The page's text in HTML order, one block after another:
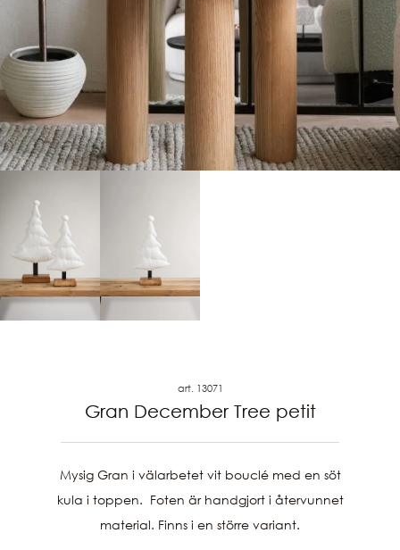
art. 13071
Gran December Tree petit
Mysig Gran i välarbetet vit bouclé med en söt
kula i toppen. Foten är handgjort i återvunnet
material. Finns i en större variant.